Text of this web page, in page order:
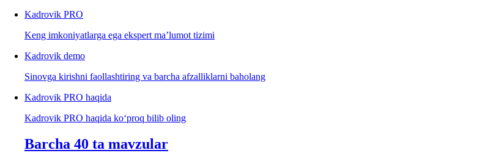
Kadrovik PRO
Keng imkoniyatlarga ega ekspert ma’lumot tizimi
Kadrovik demo
Sinovga kirishni faollashtiring va barcha afzalliklarni baholang
Kadrovik PRO haqida
Kadrovik PRO haqida koʻproq bilib oling
Barcha 40 ta mavzular